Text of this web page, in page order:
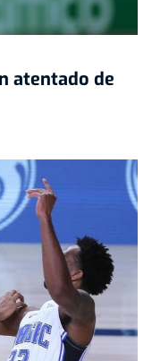
atentado de